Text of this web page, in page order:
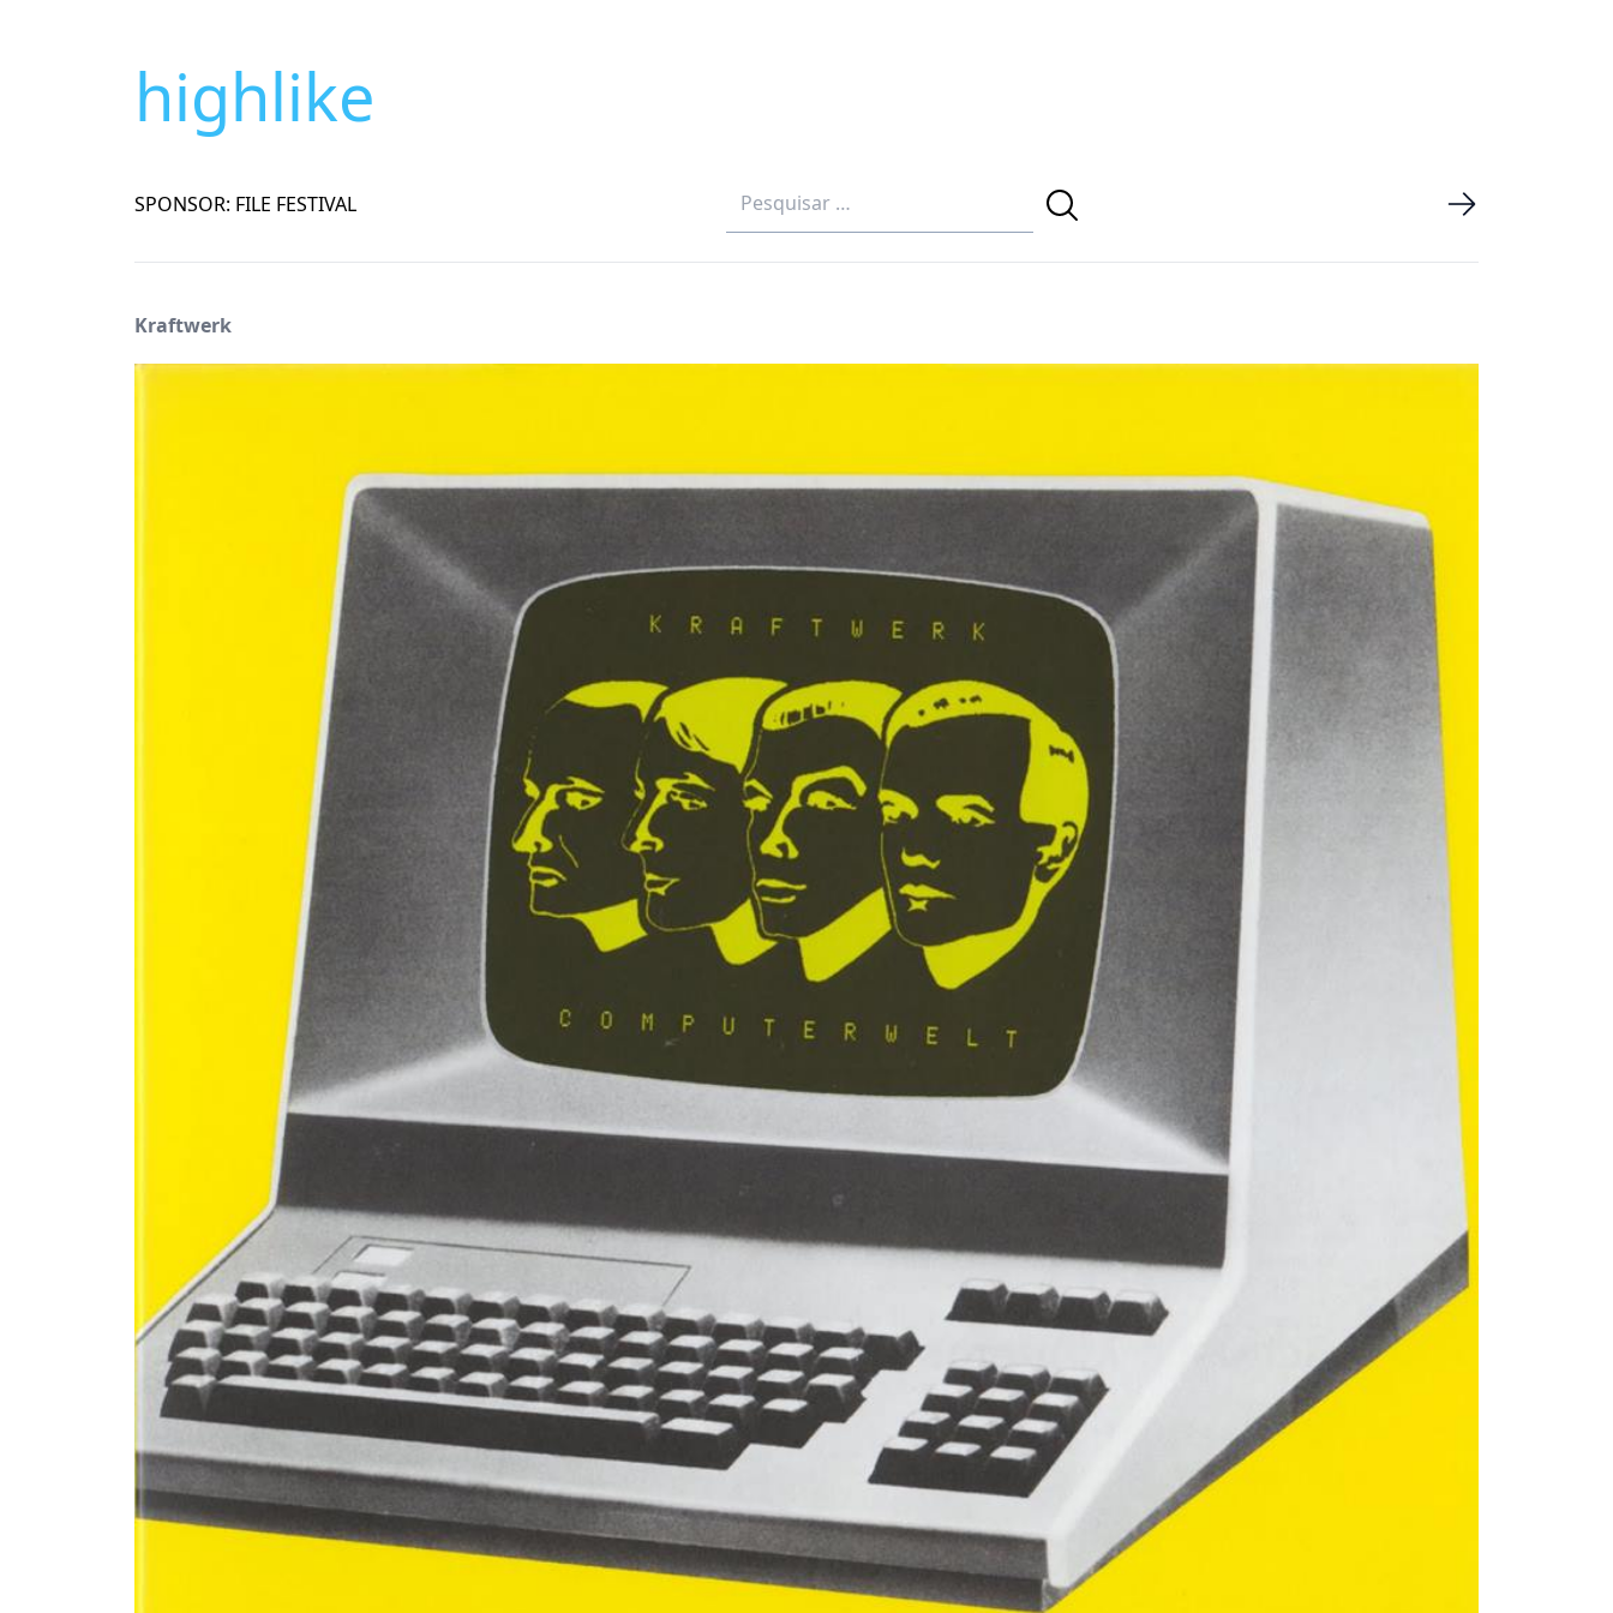
highlike
SPONSOR: FILE FESTIVAL
Kraftwerk